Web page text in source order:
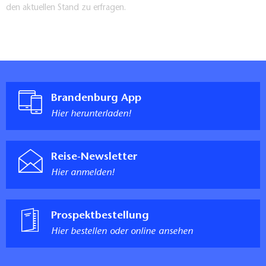
Zugang und Wege Innenbereich
Gesamthöhe der Stufen: 4 cm
Durchgangsbreite der Eingangstür: 90 cm
Durchgangsbreite der schmalsten aller sonstigen zu
nutzenden Flure und Durchgänge: 90 cm
Kommentar:
Gästetoilette
Durchgangsbreite der Tür zum Sanitärraum: 112 cm
den aktuellen Stand zu erfragen.
Brandenburg App
Hier herunterladen!
Reise-Newsletter
Hier anmelden!
Prospektbestellung
Hier bestellen oder online ansehen